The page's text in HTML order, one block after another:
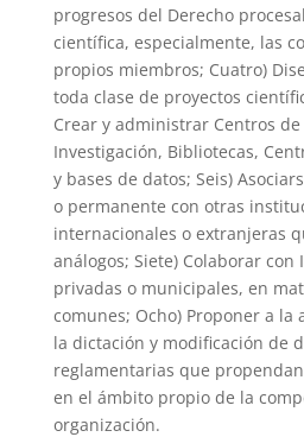
progresos del Derecho
científica, especialmente, las
propios miembros; Cuatro)
toda clase de proyectos
Crear y administrar Centros
Investigación, Bibliotecas,
y bases de datos; Seis)
o permanente con otras
internacionales o extranjeras
análogos; Siete) Colaborar
privadas o municipales, en
comunes; Ocho) Proponer a
la dictación y modificación de
reglamentarias que
en el ámbito propio de la
organización.